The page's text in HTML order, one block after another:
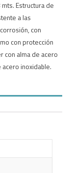
Estructura de
a las
con
con protección
con alma de acero
acero inoxidable.